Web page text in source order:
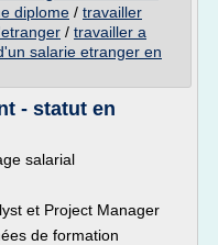
diplome / travailler
/ travailler a
salarie etranger en
- statut en
salarial
et Project Manager
de formation